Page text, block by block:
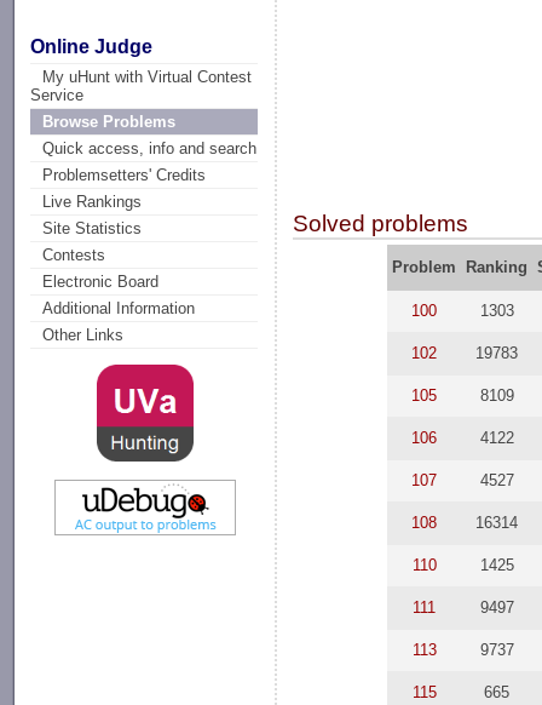
Online Judge
My uHunt with Virtual Contest
Service
Browse Problems
Quick access, info and search
Problemsetters' Credits
Live Rankings
Site Statistics
Contests
Electronic Board
Additional Information
Other Links
Solved problems
Problem Ranking
100 1303
102 19783
105 8109
106 4122
107 4527
108 16314
110 1425
111 9497
113 9737
115 665